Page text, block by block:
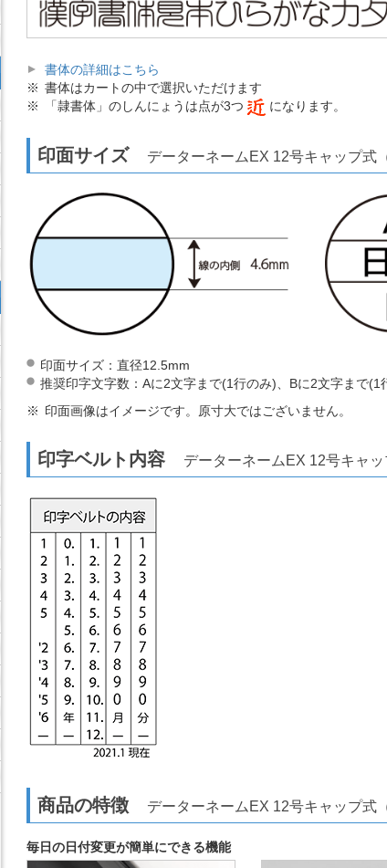
書体の詳細はこちら
書体はカートの中で選択いただけます
「隷書体」のしんにょうは点が3つ
になります。
印面サイズ データーネームEX 12号キャップ式
印面サイズ：直径12.5mm
推奨印字文字数：Aに2文字まで(1行のみ)、Bに2文字まで(1
印面画像はイメージです。原寸大ではございません。
印字ベルト内容 データーネームEX 12号キャッ
商品の特徴 データーネームEX 12号キャップ式
毎日の日付変更が簡単にできる機能